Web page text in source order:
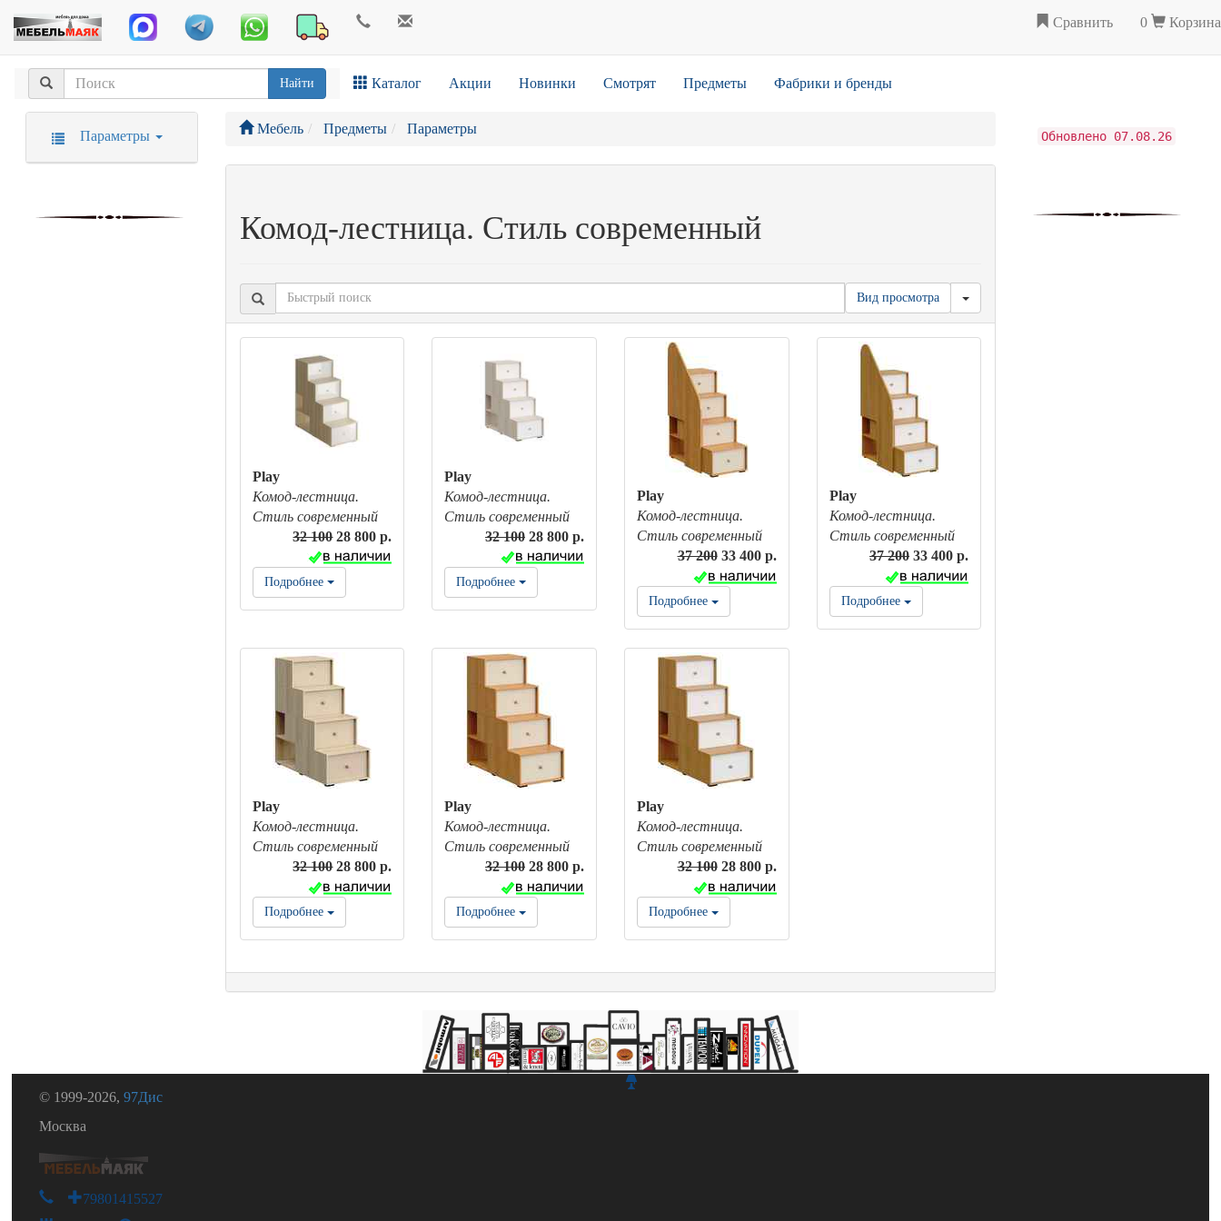
Сравнить 0 Корзина
Найти Каталог Акции Новинки Смотрят Предметы Фабрики и бренды
Мебель Предметы Параметры
Комод-лестница. Стиль современный
Вид просмотра
Play
Комод-лестница.
Стиль современный
32 10028 800 р.
Подробнее
Play
Комод-лестница.
Стиль современный
32 10028 800 р.
Подробнее
Play
Комод-лестница.
Стиль современный
37 20033 400 р.
Подробнее
Play
Комод-лестница.
Стиль современный
37 200 33 400 р.
Подробнее
Play
Комод-лестница.
Стиль современный
32 10028 800 р.
Подробнее
Play
Комод-лестница.
Стиль современный
32 10028 800 р.
Подробнее
Play
Комод-лестница.
Стиль современный
32 10028 800 р.
Подробнее
Параметры Обновлено 07.08.26
© 1999-2026,97Дис
Москва
+79801415527